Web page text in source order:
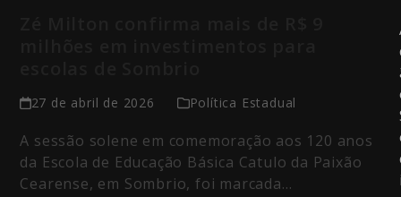
27 de abril de 2026 Política Estadual
A sessão solene em comemoração aos 120 anos
da Escola de Educação Básica Catulo da Paixão
Cearense, em Sombrio, foi marcada…